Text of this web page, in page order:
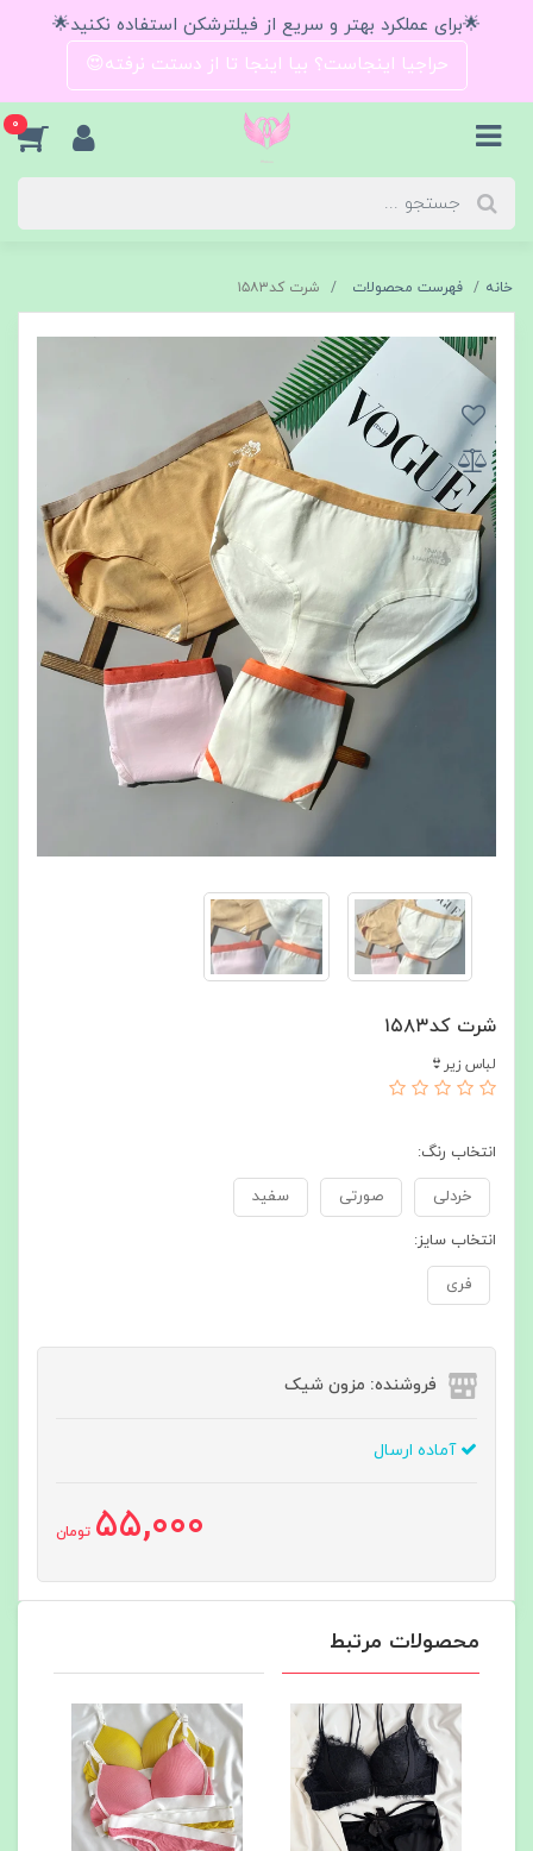
🌟برای عملکرد بهتر و سریع از فیلترشکن استفاده نکنید🌟
حراجیا اینجاست؟ بیا اینجا تا از دستت نرفته😍
0
خانه فهرست محصولات شرت کد۱۵۸۳
شرت کد۱۵۸۳
لباس زیر👙
انتخاب رنگ:
خردلی صورتی سفید
انتخاب سایز:
فری
فروشنده: مزون شیک
آماده ارسال
55,000 تومان
محصولات مرتبط